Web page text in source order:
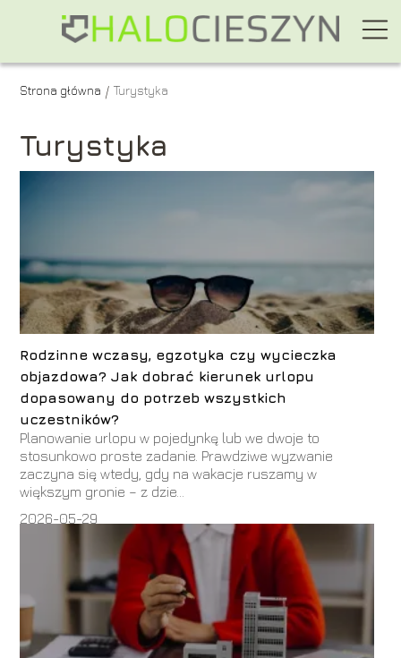
Strona główna /Turystyka
Turystyka
Rodzinne wczasy, egzotyka czy wycieczka
objazdowa? Jak dobrać kierunek urlopu
dopasowany do potrzeb wszystkich
uczestników?
Planowanie urlopu w pojedynkę lub we dwoje to
stosunkowo proste zadanie. Prawdziwe wyzwanie
zaczyna się wtedy, gdy na wakacje ruszamy w
większym gronie – z dzie...
2026-05-29